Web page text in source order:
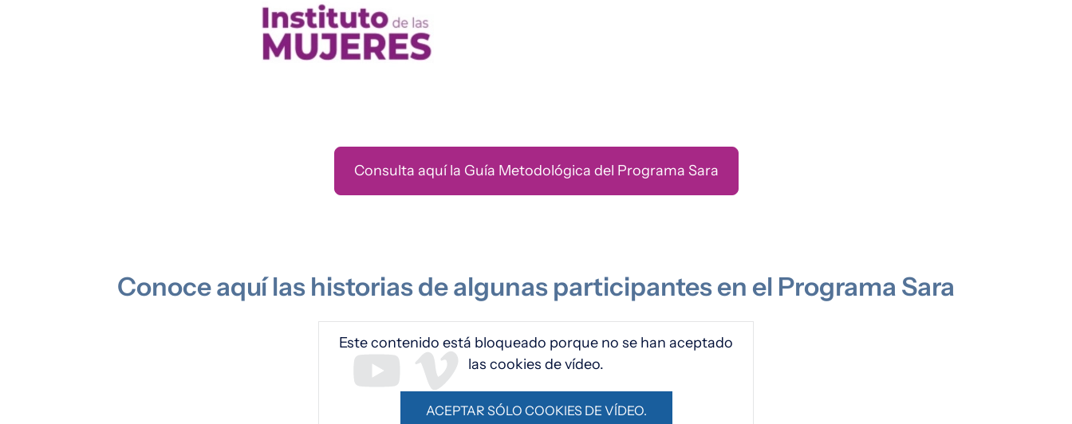
Consulta aquí la Guía Metodológica del Programa Sara
Conoce aquí las historias de algunas participantes en el Programa Sara
Este contenido está bloqueado porque no se han aceptado
las cookies de vídeo.
ACEPTAR SÓLO COOKIES DE VÍDEO.